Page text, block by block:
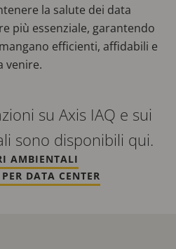
la salute dei data
più essenziale, garantendo
efficienti, affidabili e
venire.
su Axis IAQ e sui
sono disponibili qui.
AMBIENTALI
DATA CENTER